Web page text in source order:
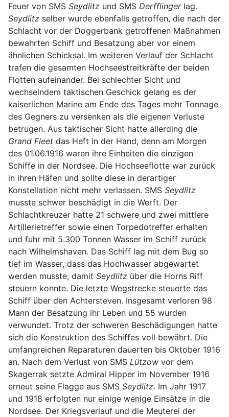
Feuer von SMS Seydlitz und SMS Derfflingerlag.
Seydlitz selber wurde ebenfalls getroffen, die nach der
Schlacht vor der Doggerbank getroffenen Maßnahmen
bewahrten Schiff und Besatzung aber vor einem
ähnlichen Schicksal. Im weiteren Verlauf der Schlacht
trafen die gesamten Hochseestreitkräfte der beiden
Flotten aufeinander. Bei schlechter Sicht und
wechselndem taktischen Geschick gelang es der
kaiserlichen Marine am Ende des Tages mehr Tonnage
des Gegners zu versenken als die eigenen Verluste
betrugen. Aus taktischer Sicht hatte allerding die
Grand Fleet das Heft in der Hand, denn am Morgen
des 01.06.1916 waren ihre Einheiten die einzigen
Schiffe in der Nordsee. Die Hochseeflotte war zurück
in ihren Häfen und sollte diese in derartiger
Konstellation nicht mehr verlassen. SMS Seydlitz
musste schwer beschädigt in die Werft. Der
Schlachtkreuzer hatte 21 schwere und zwei mittlere
Artillerietreffer sowie einen Torpedotreffer erhalten
und fuhr mit 5.300 Tonnen Wasser im Schiff zurück
nach Wilhelmshaven. Das Schiff lag mit dem Bug so
tief im Wasser, dass das Hochwasser abgewartet
werden musste, damit Seydlitz über die Horns Riff
steuern konnte. Die letzte Wegstrecke steuerte das
Schiff über den Achtersteven. Insgesamt verloren 98
Mann der Besatzung ihr Leben und 55 wurden
verwundet. Trotz der schweren Beschädigungen hatte
sich die Konstruktion des Schiffes voll bewährt. Die
umfangreichen Reparaturen dauerten bis Oktober 1916
an. Nach dem Verlust von SMS Lützow vor dem
Skagerrak setzte Admiral Hipper im November 1916
erneut seine Flagge aus SMS Seydlitz. Im Jahr 1917
und 1918 erfolgten nur einige wenige Einsätze in die
Nordsee. Der Kriegsverlauf und die Meuterei der